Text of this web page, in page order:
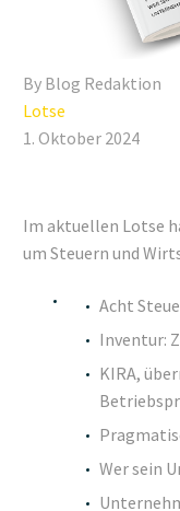
By Blog Redaktion
Lotse
1. Oktober 2024
Im aktuellen Lotse
um Steuern und
Acht
Inventur:
KIRA,
Wer sein